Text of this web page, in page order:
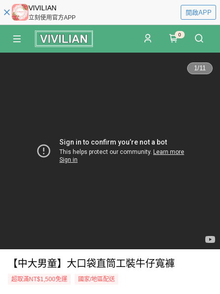
VIVILIAN
立刻使用官方APP
開啟APP
0
1/11
【中大男童】大口袋直筒工裝牛仔寬褲
超取滿NT$1,500免運 國家/地區配送